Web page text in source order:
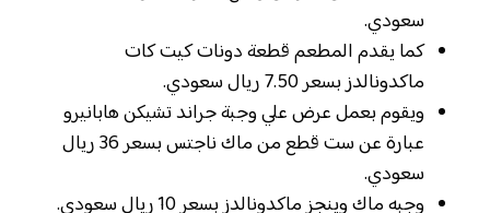
سعودي.
كما يقدم المطعم قطعة دونات كيت كات
ماكدونالدز بسعر 7.50 ريال سعودي.
ويقوم بعمل عرض علي وجبة جراند تشيكن هابانيرو
عبارة عن ست قطع من ماك ناجتس بسعر 36 ريال
سعودي.
وجبه ماك وينجز ماكدونالدز بسعر 10 ريال سعودي.